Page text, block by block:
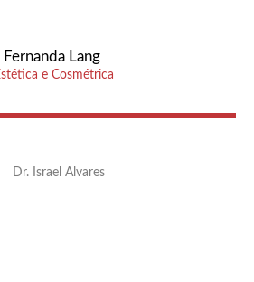
Fernanda Lang
e Cosmétrica